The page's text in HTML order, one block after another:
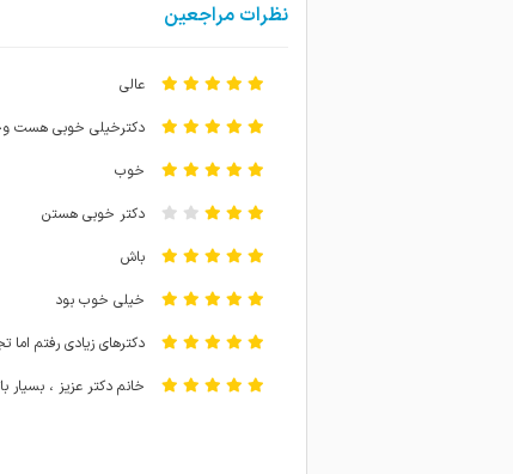
نظرات مراجعین
عالی
دکترخیلی خوبی هست
خوب
دکتر خوبی هستن
باش
خیلی خوب بود
دکترهای زیادی رفتم
خانم دکتر عزیز ، بسیار
حساسیت داشتم ب